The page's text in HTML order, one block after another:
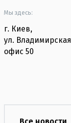
Мы здесь:
г. Киев,
ул. Владимирская
офис 50